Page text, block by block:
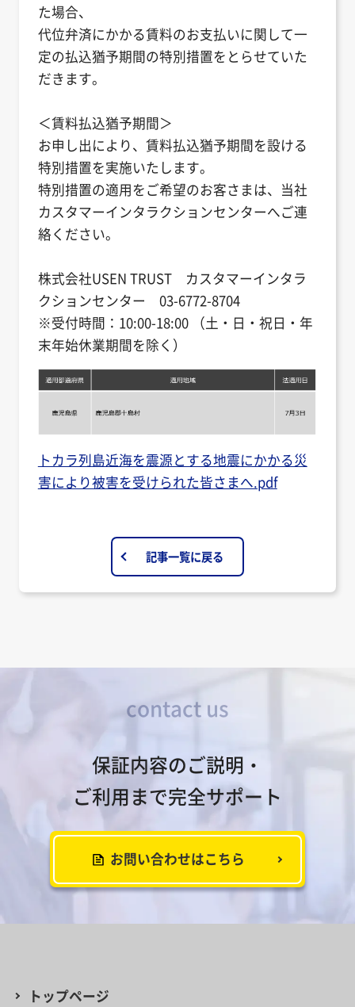
た場合、
代位弁済にかかる賃料のお支払いに関して一
定の払込猶予期間の特別措置をとらせていた
だきます。
＜賃料払込猶予期間＞
お申し出により、賃料払込猶予期間を設ける
特別措置を実施いたします。
特別措置の適用をご希望のお客さまは、当社
カスタマーインタラクションセンターへご連
絡ください。
株式会社USEN TRUST カスタマーインタラ
クションセンター 03-6772-8704
※受付時間：10:00-18:00 （土・日・祝日・年
末年始休業期間を除く）
トカラ列島近海を震源とする地震にかかる災
害により被害を受けられた皆さまへ.pdf
記事一覧に戻る
contact us
保証内容のご説明・
ご利用まで完全サポート
お問い合わせはこちら
トップページ